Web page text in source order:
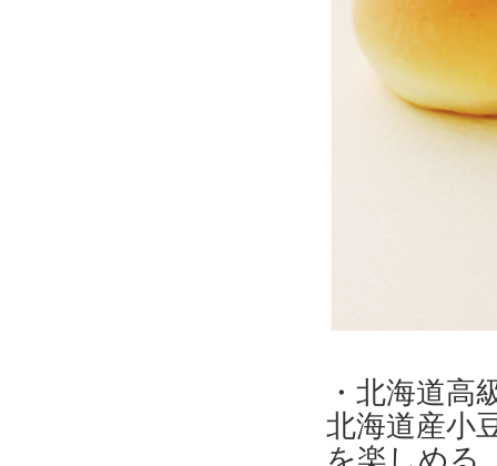
・北海道高
北海道産小
を楽しめる